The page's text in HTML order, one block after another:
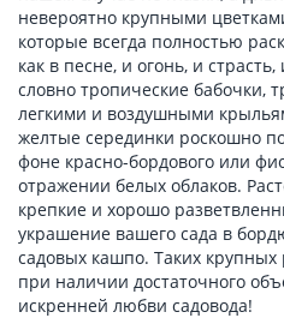
невероятно крупными
которые всегда полностью
как в песне, и огонь, и
словно тропические бабочки,
легкими и воздушными
желтые серединки роскошно
фоне красно-бордового или
отражении белых облаков.
крепкие и хорошо
украшение вашего сада в
садовых кашпо. Таких
при наличии достаточного
искренней любви садовода!